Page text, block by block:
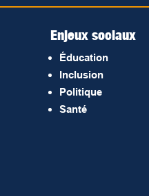
Enjeux sociaux
Éducation
Inclusion
Politique
Santé